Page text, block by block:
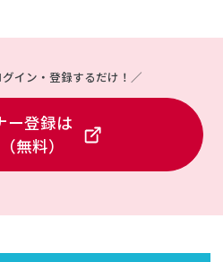
イン・登録するだけ！／
ー登録は
無料）